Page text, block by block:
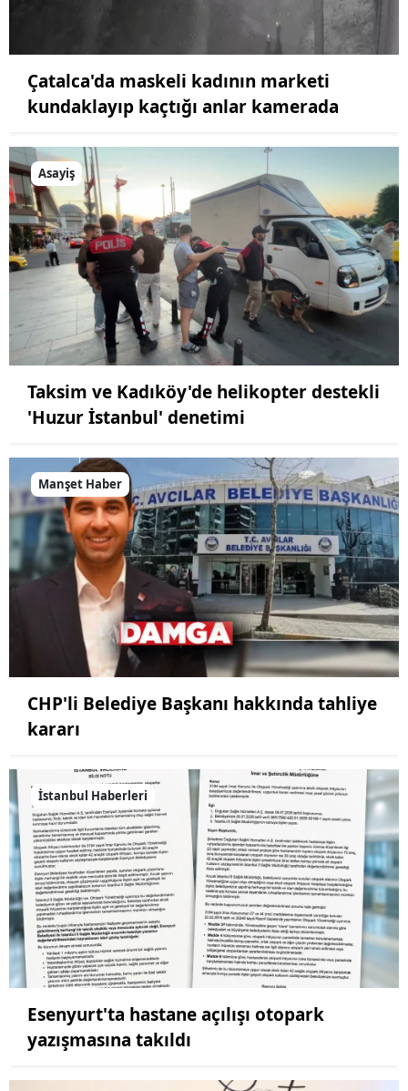
Çatalca'da maskeli kadının marketi
kundaklayıp kaçtığı anlar kamerada
Asayiş
Taksim ve Kadıköy'de helikopter destekli
'Huzur İstanbul' denetimi
Manşet Haber
CHP'li Belediye Başkanı hakkında tahliye
kararı
İstanbul Haberleri
Esenyurt'ta hastane açılışı otopark
yazışmasına takıldı